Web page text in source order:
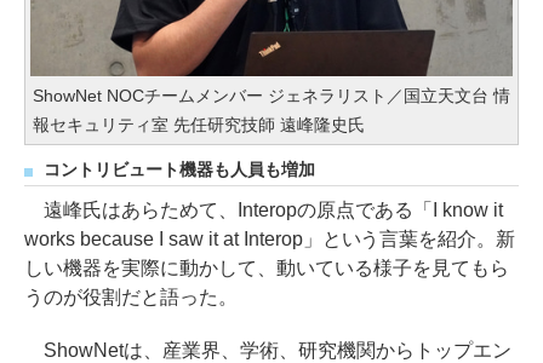
ShowNet NOCチームメンバー ジェネラリスト／国立天文台 情
報セキュリティ室 先任研究技師 遠峰隆史氏
コントリビュート機器も人員も増加
遠峰氏はあらためて、Interopの原点である「I know it
works because I saw it at Interop」という言葉を紹介。新
しい機器を実際に動かして、動いている様子を見てもら
うのが役割だと語った。
ShowNetは、産業界、学術、研究機関からトップエン